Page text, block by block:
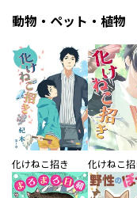
動物・ペット・植物
化けねこ招き